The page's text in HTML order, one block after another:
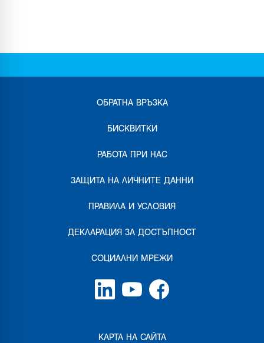
ОБРАТНА ВРЪЗКА
БИСКВИТКИ
РАБОТА ПРИ НАС
ЗАЩИТА НА ЛИЧНИТЕ ДАННИ
ПРАВИЛА И УСЛОВИЯ
ДЕКЛАРАЦИЯ ЗА ДОСТЪПНОСТ
СОЦИАЛНИ МРЕЖИ
КАРТА НА САЙТА